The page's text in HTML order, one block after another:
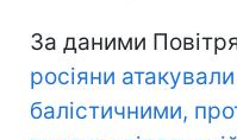
За даними
росіяни
балістичними,